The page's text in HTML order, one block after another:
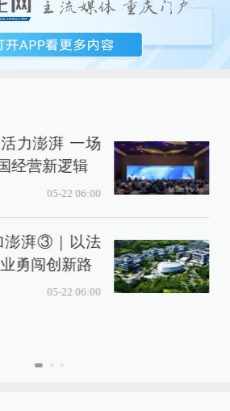
力澎湃 一场
经营新逻辑
05-22 06:00
澎湃③｜以法
勇闯创新路
05-22 06:00